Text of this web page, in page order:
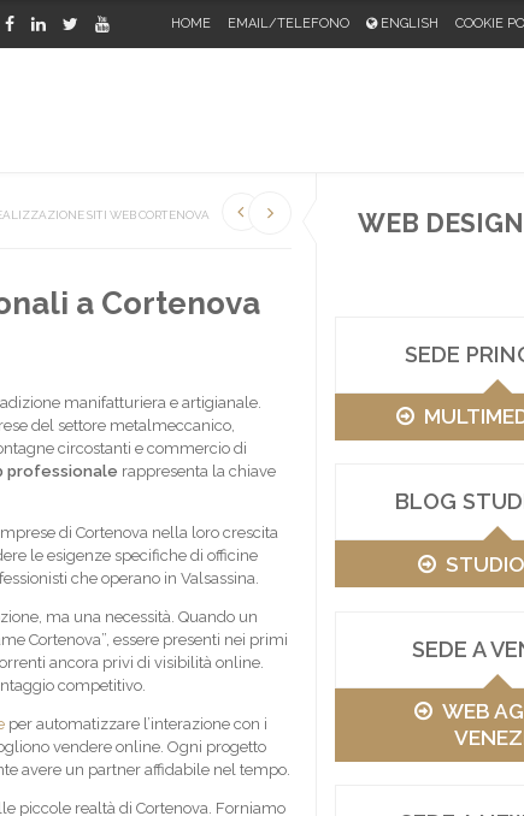
HOME EMAIL/TELEFONO ENGLISH COOKIE
WEB
SEDE
BLOG
SEDE A
WEB
SITI WEB CORTENOVA
a Cortenova
manifatturiera e artigianale.
del settore metalmeccanico,
circostanti e commercio di
professionale rappresenta la chiave
di Cortenova nella loro crescita
le esigenze specifiche di officine
che operano in Valsassina.
ma una necessità. Quando un
Cortenova”, essere presenti nei primi
ancora privi di visibilità online.
competitivo.
per automatizzare l’interazione con i
vendere online. Ogni progetto
avere un partner affidabile nel tempo.
piccole realtà di Cortenova. Forniamo